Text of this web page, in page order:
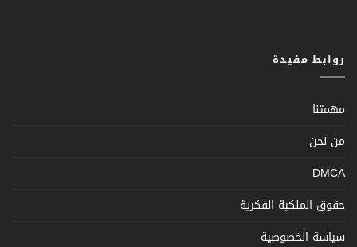
روابط مفيدة
مهمتنا
من نحن
DMCA
حقوق الملكية الفكرية
سياسة الخصوصية